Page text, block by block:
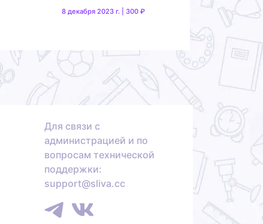
8 декабря 2023 г. | 300 ₽
Для связи с
администрацией и по
вопросам технической
поддержки:
support@sliva.cc